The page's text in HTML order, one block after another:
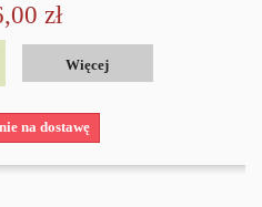
zł
Więcej
na dostawę